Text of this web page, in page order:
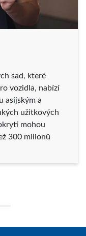
sad, které
vozidla, nabízí
asijským a
užitkových
mohou
300 milionů